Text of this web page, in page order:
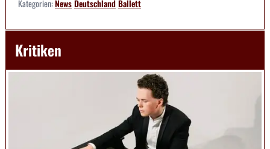
Kategorien:NewsDeutschlandBallett
Kritiken